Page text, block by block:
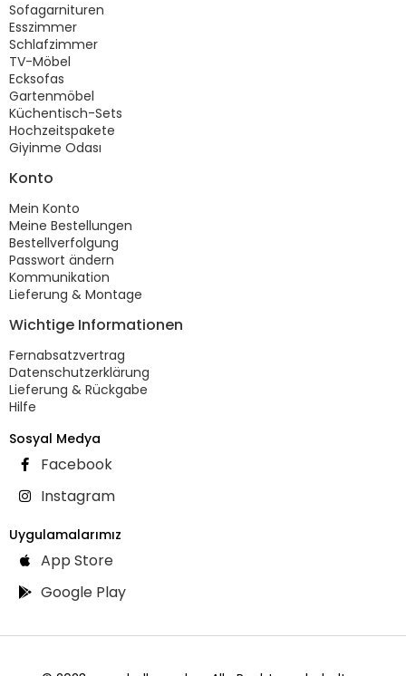
Sofagarnituren
Esszimmer
Schlafzimmer
TV-Möbel
Ecksofas
Gartenmöbel
Küchentisch-Sets
Hochzeitspakete
Giyinme Odası
Konto
Mein Konto
Meine Bestellungen
Bestellverfolgung
Passwort ändern
Kommunikation
Lieferung & Montage
Wichtige Informationen
Fernabsatzvertrag
Datenschutzerklärung
Lieferung & Rückgabe
Hilfe
Sosyal Medya
Facebook
Instagram
Uygulamalarımız
App Store
Google Play